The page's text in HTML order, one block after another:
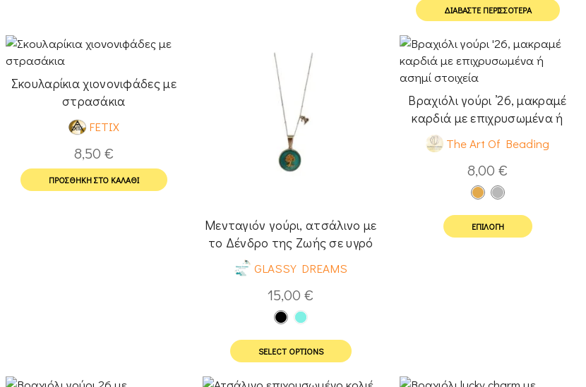
ΔΙΑΒΆΣΤΕ ΠΕΡΙΣΣΌΤΕΡΑ
Σκουλαρίκια χιονονιφάδες με
στρασάκια
FETIX
8,50 €
ΠΡΟΣΘΉΚΗ ΣΤΟ ΚΑΛΆΘΙ
Μενταγιόν γούρι, ατσάλινο με
το Δένδρο της Ζωής σε υγρό
GLASSY DREAMS
15,00€
SELECT OPTIONS
Βραχιόλι γούρι ’26, μακραμέ
καρδιά με επιχρυσωμένα ή
ασημί στοιχεία
The Art Of Beading
8,00€
ΕΠΙΛΟΓΉ